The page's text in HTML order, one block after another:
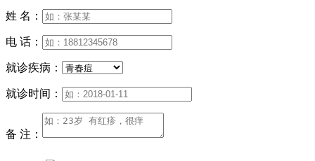
姓 名：
电 话：
就诊疾病：
就诊时间：
备 注：